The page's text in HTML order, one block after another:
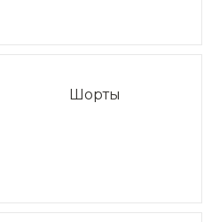
Шорты